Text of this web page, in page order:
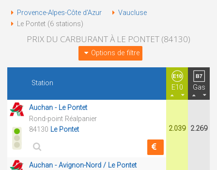
Provence-Alpes-Côte d'Azur
Vaucluse
Le Pontet (6 stations)
PRIX DU CARBURANT À LE PONTET (84130)
Options de filtre
Station
E10 Gas
Auchan - Le Pontet
Rond-point Réalpanier
84130 Le Pontet 2.039 2.269
Auchan - Avignon-Nord / Le Pontet